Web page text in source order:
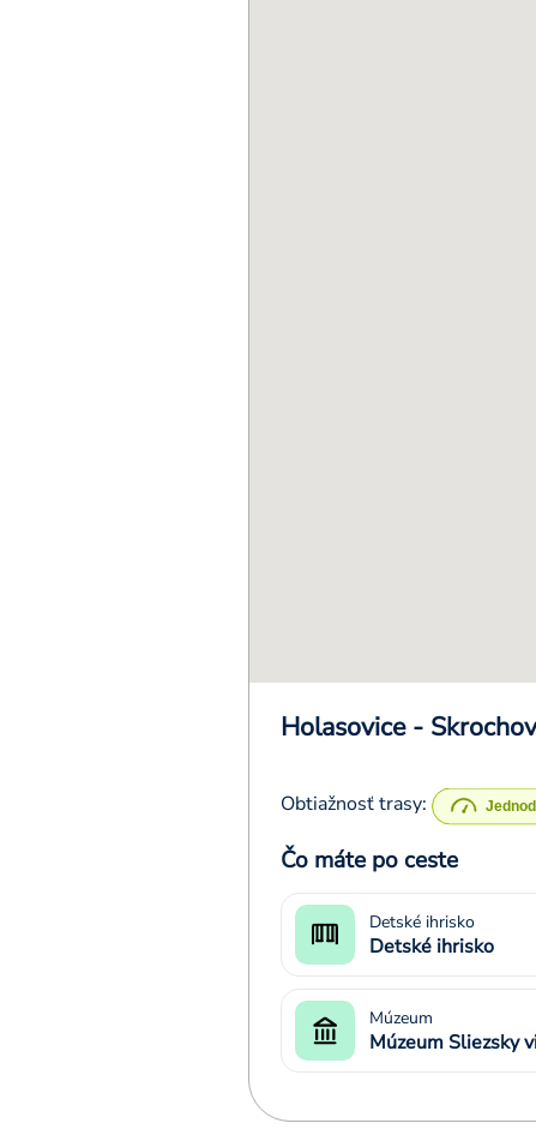
Holasovice -
Obtiažnosť trasy:
Čo máte po ceste
Detské ihrisko
Detské ihrisko
Múzeum
Múzeum Sliezsky